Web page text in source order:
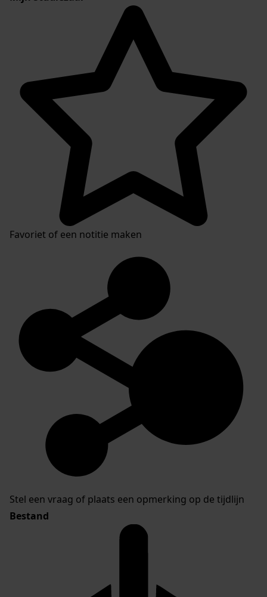
Favoriet of een notitie maken
Stel een vraag of plaats een opmerking op de tijdlijn
Bestand